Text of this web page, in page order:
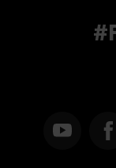
YouTube